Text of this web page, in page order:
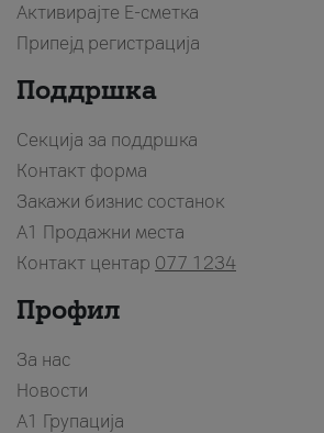
Активирајте Е-сметка
Припејд регистрација
Поддршка
Секција за поддршка
Контакт форма
Закажи бизнис состанок
A1 Продажни места
Контакт центар 077 1234
Профил
За нас
Новости
А1 Групација